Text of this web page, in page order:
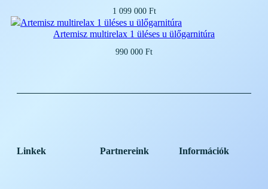
1 099 000 Ft
Artemisz multirelax 1 üléses u ülőgarnitúra
990 000 Ft
Linkek Partnereink Információk